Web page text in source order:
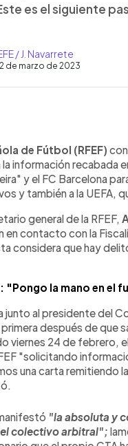
es el siguiente
/ J. Navarrete
de marzo de 2023
artículo
de Fútbol (RFEF)
información recabada
y el FC Barcelona
y también a la UEFA,
general de la RFEF,
en contacto con la
considera que hay
"Pongo la mano en el
junto al presidente del
primera después de que
viernes 24 de febrero,
"solicitando
una carta
"la absoluta y
colectivo arbitral";